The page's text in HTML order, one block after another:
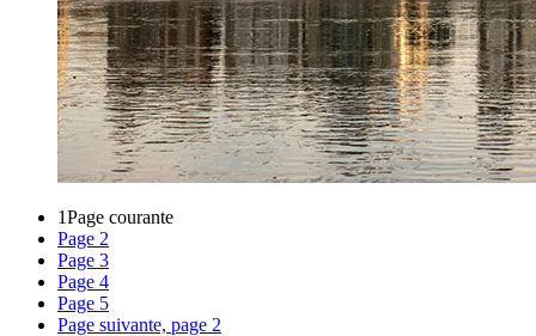
1Page courante
Page 2
Page 3
Page 4
Page 5
Page suivante, page 2